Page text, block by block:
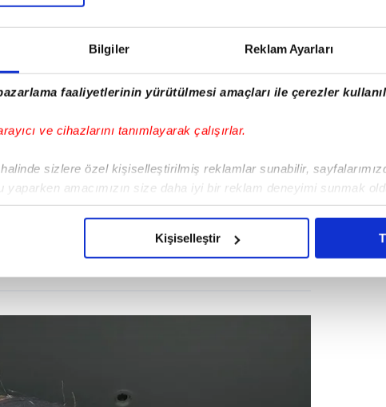
Bilgiler Reklam Ayarları
faaliyetlerinin yürütülmesi amaçları ile çerezler
ve cihazlarını tanımlayarak çalışırlar.
sizlere özel kişiselleştirilmiş reklamlar sunabilir,
yaparken amacımızın size daha iyi bir reklam deneyimi sunmak
gelen çabayı gösterdiğimizi ve bu noktada, reklamların
verileriniz işlenmekte olup gerekli olan çerezler bilgi toplumu
Diğer çerezler, sitemizin daha işlevsel kılınması ve kişiselleştirilmesi
yapılması, amaçlarıyla sınırlı olarak açık rızanız dahilinde
aşağıda yer alan panel vasıtasıyla belirleyebilirsiniz. Çerezlere
Kişiselleştir
kalbini aşka kapatan Yazıcı'nın, bir
Torğut ile yakınlaştığı magazin